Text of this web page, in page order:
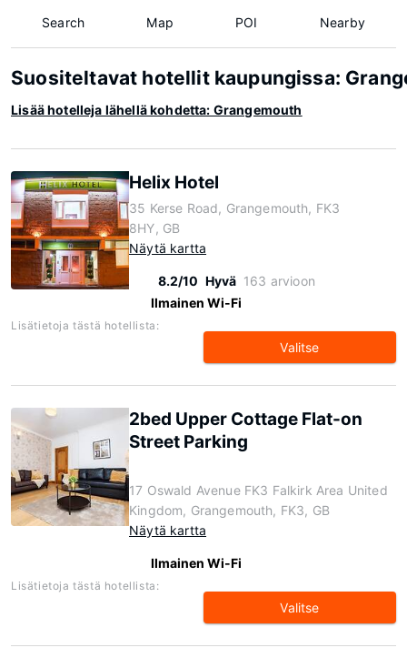
Search Map POI Nearby
Suositeltavat hotellit kaupungissa:
Lisää hotelleja lähellä kohdetta: Grangemouth
Helix Hotel
35 Kerse Road, Grangemouth, FK3
8HY, GB
Näytä kartta
8.2/10 Hyvä 163 arvioon
Ilmainen Wi-Fi
Lisätietoja tästä hotellista:
Valitse
2bed Upper Cottage Flat-on
Street Parking
17 Oswald Avenue FK3 Falkirk Area United
Kingdom, Grangemouth, FK3, GB
Näytä kartta
Ilmainen Wi-Fi
Lisätietoja tästä hotellista:
Valitse